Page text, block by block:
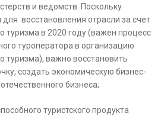
и ведомств. Поскольку
восстановления отрасли за счет
туризма в 2020 году (важен процесс
туроператора в организацию
туризма), важно восстановить
создать экономическую бизнес-
бизнеса;
туристского продукта